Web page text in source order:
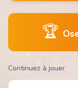
🏆
Continuez à jouer